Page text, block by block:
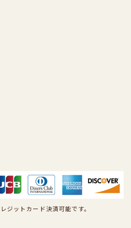
ジットカード決済可能です。